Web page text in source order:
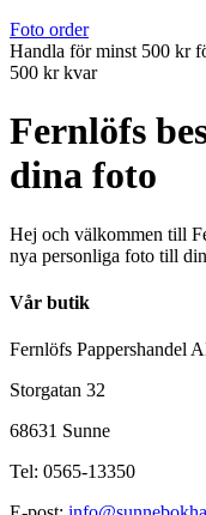
Foto order
Handla för minst 500 kr
500 kr kvar
Fernlöfs
dina foto
Hej och välkommen till
nya personliga foto till
Vår butik
Fernlöfs Pappershandel
Storgatan 32
68631 Sunne
Tel: 0565-13350